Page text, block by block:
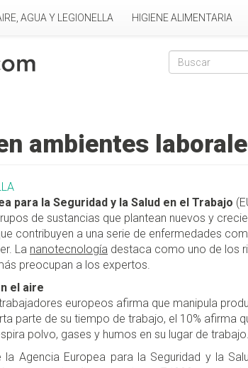
AGUA Y LEGIONELLA HIGIENE ALIMENTARIA
ambientes
para la Seguridad y la Salud en el Trabajo
de sustancias que plantean nuevos y
contribuyen a una serie de enfermedades
La nanotecnología destaca como uno de los
preocupan a los expertos.
el aire
europeos afirma que manipula
parte de su tiempo de trabajo, el 10% afirma
polvo, gases y humos en su lugar de trabajo.
Agencia Europea para la Seguridad y la